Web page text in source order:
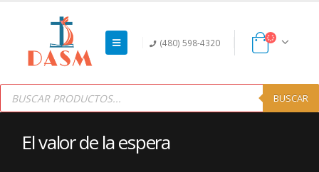
(480) 598-4320
Products
search BUSCAR
El valor de la espera